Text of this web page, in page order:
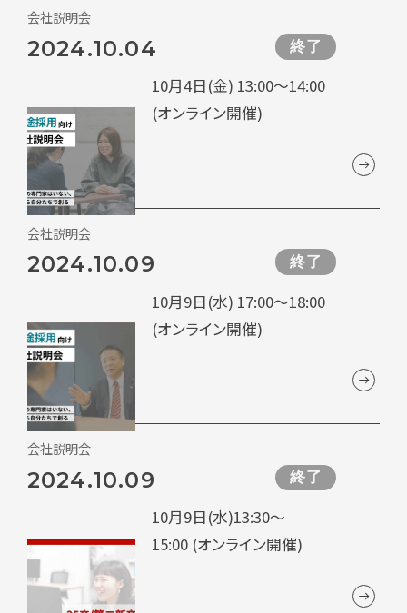
2024.10.04 終了
10月4日(金) 13:00～14:00
(オンライン開催)
会社説明会
2024.10.09 終了
10月9日(水) 17:00～18:00
(オンライン開催)
会社説明会
2024.10.09 終了
10月9日(水)13:30～
15:00 (オンライン開催)
会社説明会